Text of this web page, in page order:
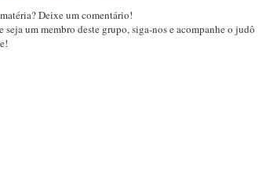
Deixe um comentário!
seja um membro deste grupo, siga-nos e acompanhe o judô